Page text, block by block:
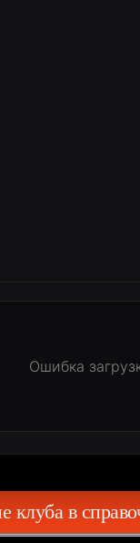
Ошибка
клуба в